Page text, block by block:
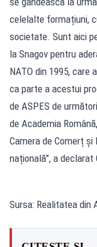
celelalte formațiuni,
societate. Sunt aici
la Snagov pentru
NATO din 1995, care
ca parte a acestui
de ASPES de
de Academia
Camera de Comerț
națională”, a declarat
Sursa: Realitatea din